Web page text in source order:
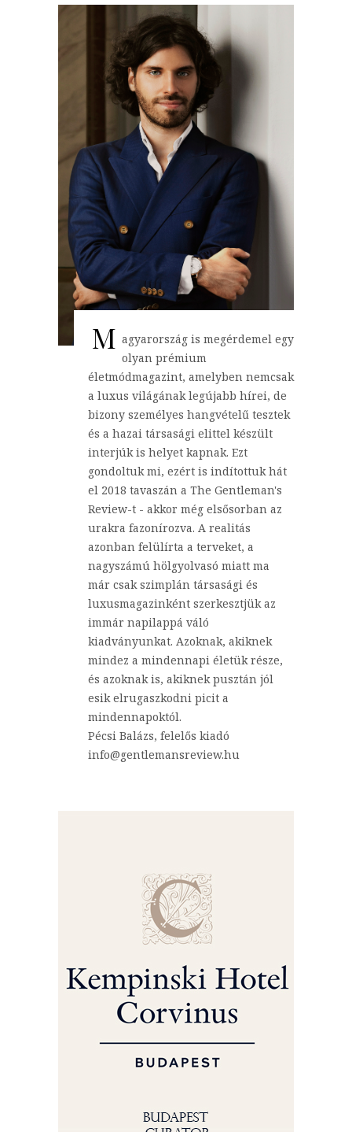
M agyarország is megérdemel egy
olyan prémium
életmódmagazint, amelyben nemcsak
a luxus világának legújabb hírei, de
bizony személyes hangvételű tesztek
és a hazai társasági elittel készült
interjúk is helyet kapnak. Ezt
gondoltuk mi, ezért is indítottuk hát
el 2018 tavaszán a The Gentleman's
Review-t - akkor még elsősorban az
urakra fazonírozva. A realitás
azonban felülírta a terveket, a
nagyszámú hölgyolvasó miatt ma
már csak szimplán társasági és
luxusmagazinként szerkesztjük az
immár napilappá váló
kiadványunkat. Azoknak, akiknek
mindez a mindennapi életük része,
és azoknak is, akiknek pusztán jól
esik elrugaszkodni picit a
mindennapoktól.
Pécsi Balázs, felelős kiadó
info@gentlemansreview.hu